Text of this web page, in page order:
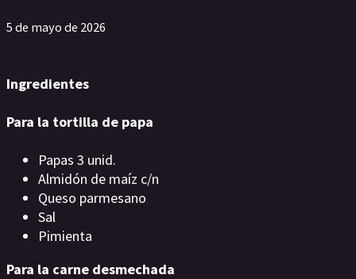
5 de mayo de 2026
Ingredientes
Para la tortilla de papa
Papas 3 unid.
Almidón de maíz c/n
Queso parmesano
Sal
Pimienta
Para la carne desmechada